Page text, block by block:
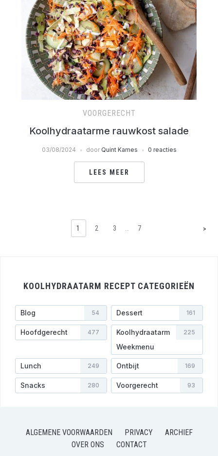
VOORGERECHT
Koolhydraatarme rauwkost salade
03/08/2024 door Quint Kames 0 reacties
LEES MEER
1 2 3 7 >
KOOLHYDRAATARM RECEPT CATEGORIEËN
Blog 54 Dessert 161
Hoofdgerecht 477
Koolhydraatarm
Weekmenu
225
Lunch 249 Ontbijt 169
Snacks 280 Voorgerecht 93
ALGEMENE VOORWAARDEN PRIVACY
ARCHIEF
OVER ONS
CONTACT